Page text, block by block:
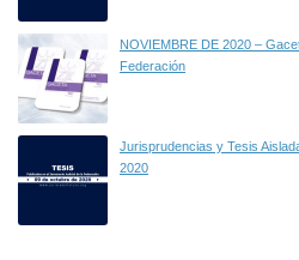
NOVIEMBRE DE 2020 –
Federación
Jurisprudencias y Tesis
2020